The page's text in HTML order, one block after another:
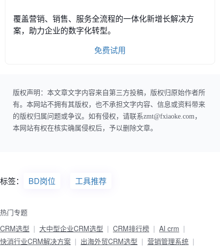
覆盖营销、销售、服务全流程的一体化新增长解决方
案，助力企业的数字化转型。
免费试用
版权声明：本文章文字内容来自第三方投稿，版权归原始作者所
有。本网站不拥有其版权，也不承担文字内容、信息或资料带来
的版权归属问题或争议。如有侵权，请联系zmt@fxiaoke.com，
本网站有权在核实确属侵权后，予以删除文章。
标签： BD岗位 工具推荐
热门专题
CRM选型
大中型企业CRM选型 CRM排行榜
AI crm
快消行业CRM解决方案
出海外贸CRM选型
营销管理系统